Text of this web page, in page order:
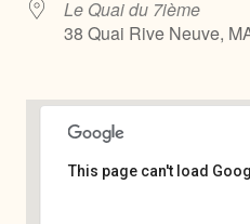
Le Quai du 7ième
38 Quai Rive Neuve,
This page can't load